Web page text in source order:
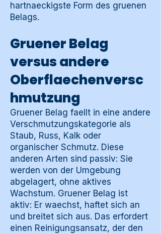
hartnaeckigste Form des gruenen
Belags.
Gruener Belag
versus andere
Oberflaechenversc
hmutzung
Gruener Belag faellt in eine andere
Verschmutzungskategorie als
Staub, Russ, Kalk oder
organischer Schmutz. Diese
anderen Arten sind passiv: Sie
werden von der Umgebung
abgelagert, ohne aktives
Wachstum. Gruener Belag ist
aktiv: Er waechst, haftet sich an
und breitet sich aus. Das erfordert
einen Reinigungsansatz, der den